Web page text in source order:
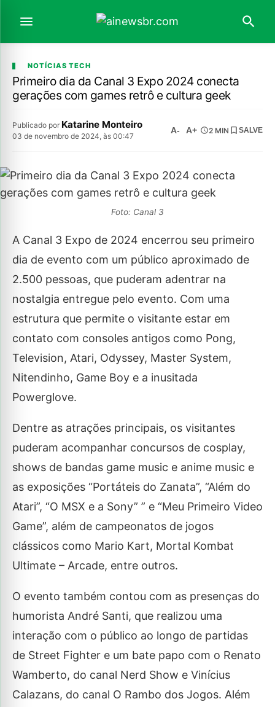
NOTÍCIAS TECH
Primeiro dia da Canal 3 Expo 2024 conecta
gerações com games retrô e cultura geek
Publicado por Katarine Monteiro
03 de novembro de 2024, às 00:47
A- A+ 2 MIN SALVE
Foto: Canal 3
A Canal 3 Expo de 2024 encerrou seu primeiro
dia de evento com um público aproximado de
2.500 pessoas, que puderam adentrar na
nostalgia entregue pelo evento. Com uma
estrutura que permite o visitante estar em
contato com consoles antigos como Pong,
Television, Atari, Odyssey, Master System,
Nitendinho, Game Boy e a inusitada
Powerglove.
Dentre as atrações principais, os visitantes
puderam acompanhar concursos de cosplay,
shows de bandas game music e anime music e
as exposições “Portáteis do Zanata”, “Além do
Atari”, “O MSX e a Sony” ” e “Meu Primeiro Video
Game”, além de campeonatos de jogos
clássicos como Mario Kart, Mortal Kombat
Ultimate – Arcade, entre outros.
O evento também contou com as presenças do
humorista André Santi, que realizou uma
interação com o público ao longo de partidas
de Street Fighter e um bate papo com o Renato
Wamberto, do canal Nerd Show e Vinícius
Calazans, do canal O Rambo dos Jogos. Além